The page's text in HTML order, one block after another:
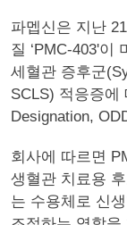
파멥신은 지난
질 ‘PMC-403'이
세혈관 증후군
SCLS) 적응증에
Designation,
회사에 따르면
생혈관 치료용
는 수용체로 신